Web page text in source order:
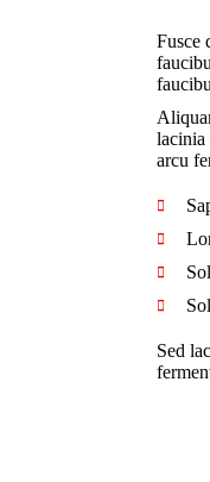
Fusce
lacinia
arcu
Sed